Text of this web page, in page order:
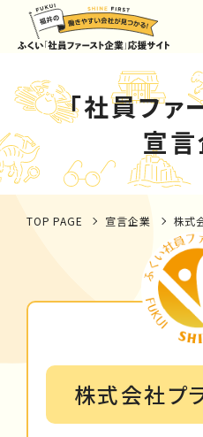
「社員ファ
宣
TOP PAGE 宣言企業 株式
株式会社プ